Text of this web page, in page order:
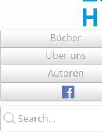
Inhalt
springen
Bücher
Über uns
Autoren
Search...